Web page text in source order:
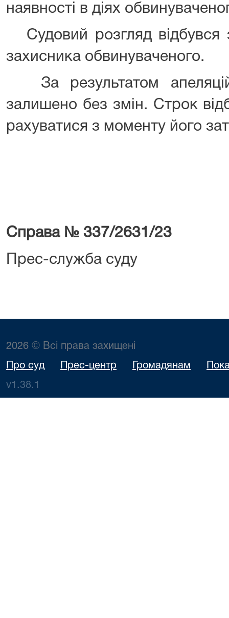
наявності в діях
Судовий розгляд відбувся
захисника обвинуваченого.
За результатом
залишено без змін. Строк
рахуватися з моменту його
Справа № 337/2631/23
Прес-служба суду
2026 © Всі права захищені
Про суд Прес-центр Громадянам
v1.38.1